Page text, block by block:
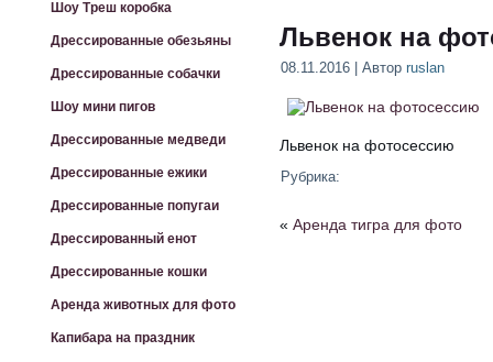
Шоу Треш коробка
Дрессированные обезьяны
Дрессированные собачки
Шоу мини пигов
Дрессированные медведи
Дрессированные ежики
Дрессированные попугаи
Дрессированный енот
Дрессированные кошки
Аренда животных для фото
Капибара на праздник
Львенок на
08.11.2016 | Автор ruslan
Львенок на фотосессию
Рубрика:
« Аренда тигра для фото